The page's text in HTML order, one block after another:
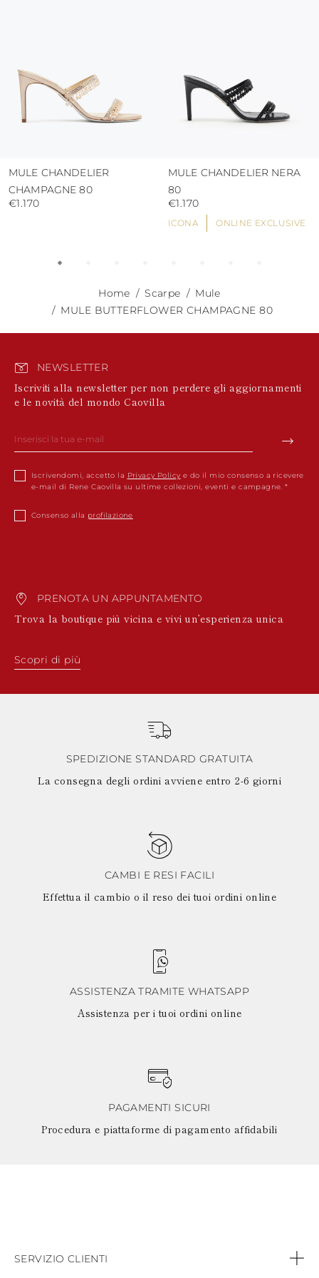
MULE CHANDELIER
CHAMPAGNE 80
€1.170
ICONA ONLINE EXCLUSIVE
MULE CHANDELIER NERA
80
€1.170
Home Scarpe
Mule
MULE BUTTERFLOWER CHAMPAGNE 80
NEWSLETTER
Iscriviti alla newsletter per non perdere gli aggiornamenti
e le novità del mondo Caovilla
Iscrivendomi, accetto la Privacy Policy e do il mio consenso a ricevere
e-mail di Rene Caovilla su ultime collezioni, eventi e campagne.
Consenso alla profilazione
PRENOTA UN APPUNTAMENTO
Trova la boutique più vicina e vivi un’esperienza unica
Scopri di più
SPEDIZIONE STANDARD GRATUITA
La consegna degli ordini avviene entro 2-6 giorni
CAMBI E RESI FACILI
Effettua il cambio o il reso dei tuoi ordini online
ASSISTENZA TRAMITE WHATSAPP
Assistenza per i tuoi ordini online
PAGAMENTI SICURI
Procedura e piattaforme di pagamento affidabili
SERVIZIO CLIENTI